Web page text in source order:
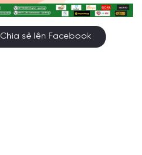
Chia sẻ lên Facebook